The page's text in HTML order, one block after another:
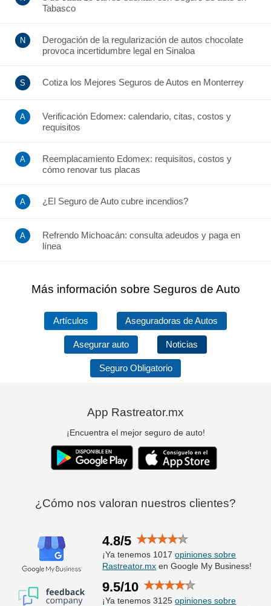
Tabasco
Derogación de la regularización de autos chocolate
provoca incertidumbre legal en Sinaloa
Cotiza los Mejores Seguros de Autos en Monterrey
Verificación Edomex: calendario, citas, costos y
requisitos
Reemplacamiento Edomex: requisitos, costos y
cómo renovar tus placas
¿El Seguro de Auto cubre incendios?
Refrendo Michoacán: consulta adeudos y paga en
línea
Más información sobre Seguros de Auto
Artículos Aseguradoras de Autos
Asegurar auto Noticias
Seguro Obligatorio
App Rastreator.mx
¡Encuentra el mejor seguro de auto!
¿Cómo nos valoran nuestros clientes?
4.8/5
¡Ya tenemos 1017opiniones sobre
Rastreator.mx en Google My Business!
9.5/10
¡Ya tenemos 3125opiniones sobre